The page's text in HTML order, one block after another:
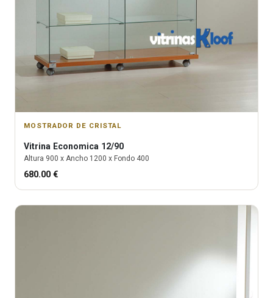
MOSTRADOR DE CRISTAL
Vitrina Economica 12/90
Altura 900 x Ancho 1200 x Fondo 400
680.00 €